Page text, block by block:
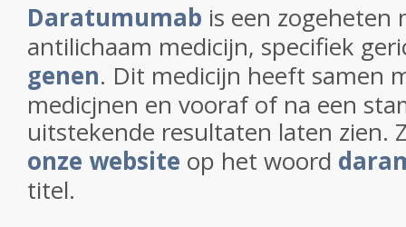
Daratumumab is een zogeheten
antilichaam medicijn, specifiek
genen. Dit medicijn heeft samen
medicjnen en vooraf of na een
uitstekende resultaten laten zien.
onze website op het woord
titel.